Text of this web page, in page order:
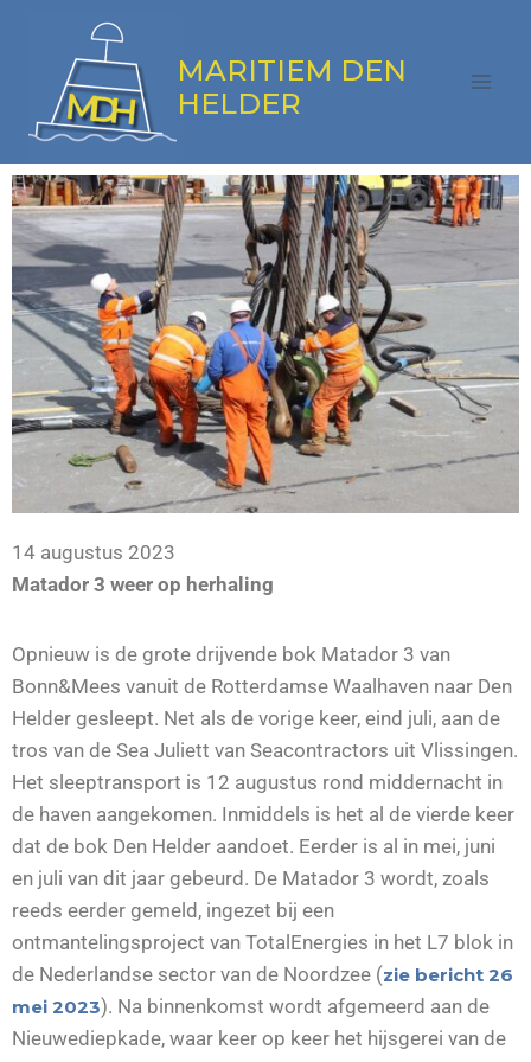
MARITIEM DEN
HELDER
14 augustus 2023
Matador 3 weer op herhaling
Opnieuw is de grote drijvende bok Matador 3 van
Bonn&Mees vanuit de Rotterdamse Waalhaven naar Den
Helder gesleept. Net als de vorige keer, eind juli, aan de
tros van de Sea Juliett van Seacontractors uit Vlissingen.
Het sleeptransport is 12 augustus rond middernacht in
de haven aangekomen. Inmiddels is het al de vierde keer
dat de bok Den Helder aandoet. Eerder is al in mei, juni
en juli van dit jaar gebeurd. De Matador 3 wordt, zoals
reeds eerder gemeld, ingezet bij een
ontmantelingsproject van TotalEnergies in het L7 blok in
de Nederlandse sector van de Noordzee (zie bericht 26
mei 2023). Na binnenkomst wordt afgemeerd aan de
Nieuwediepkade, waar keer op keer het hijsgerei van de